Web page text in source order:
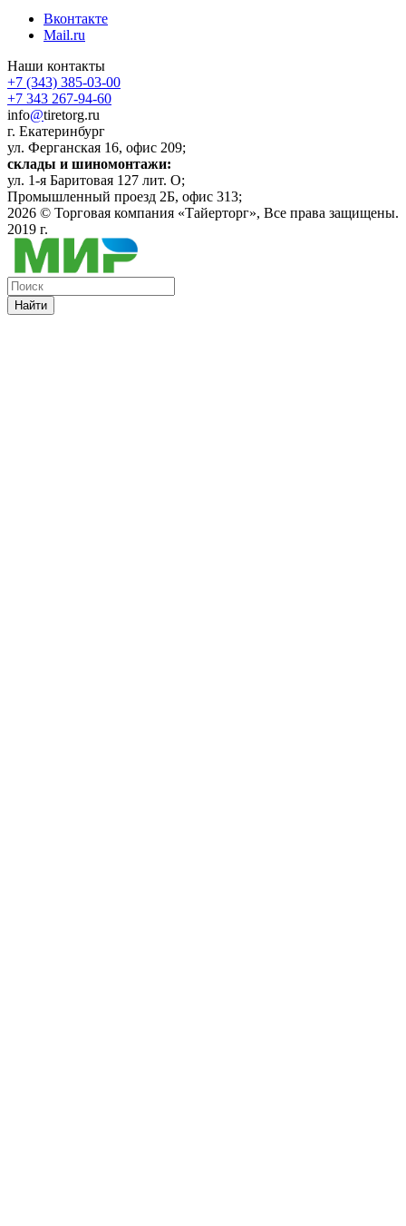
Вконтакте
Mail.ru
Наши контакты
+7 (343) 385-03-00
+7 343 267-94-60
info@tiretorg.ru
г. Екатеринбург
ул. Ферганская 16, офис 209;
склады и шиномонтажи:
ул. 1-я Баритовая 127 лит. О;
Промышленный проезд 2Б, офис 313;
2026 © Торговая компания «Тайерторг», Все права защищены.
2019 г.
Найти